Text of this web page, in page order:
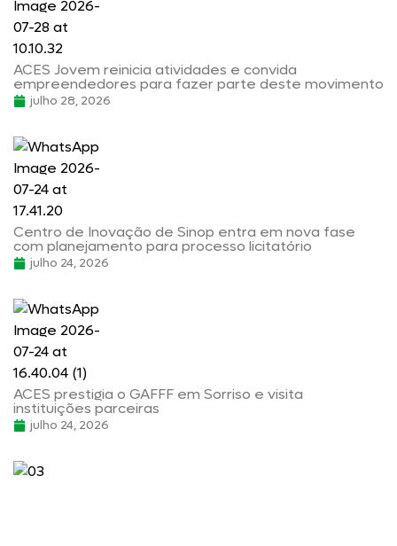
ACES Jovem reinicia atividades e convida
empreendedores para fazer parte deste movimento
julho 28, 2026
Centro de Inovação de Sinop entra em nova fase
com planejamento para processo licitatório
julho 24, 2026
ACES prestigia o GAFFF em Sorriso e visita
instituições parceiras
julho 24, 2026